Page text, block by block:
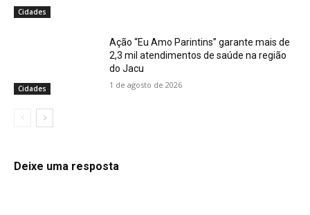
Cidades
Cidades
Ação “Eu Amo Parintins” garante mais de
2,3 mil atendimentos de saúde na região
do Jacu
1 de agosto de 2026
Deixe uma resposta